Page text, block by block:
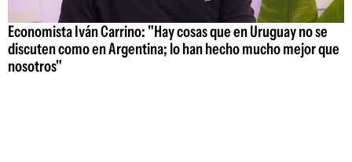
Economista Iván Carrino: "Hay cosas que en Uruguay no se
discuten como en Argentina; lo han hecho mucho mejor que
nosotros"